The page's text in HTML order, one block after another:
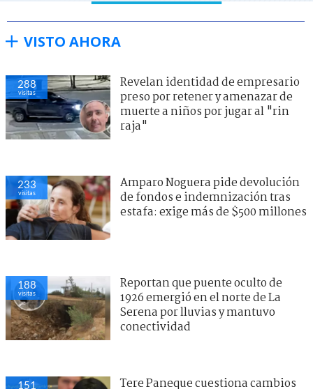
VISTO AHORA
288
visitas
Revelan identidad de empresario
preso por retener y amenazar de
muerte a niños por jugar al "rin
raja"
233
visitas
Amparo Noguera pide devolución
de fondos e indemnización tras
estafa: exige más de $500 millones
188
visitas
Reportan que puente oculto de
1926 emergió en el norte de La
Serena por lluvias y mantuvo
conectividad
151 Tere Paneque cuestiona cambios